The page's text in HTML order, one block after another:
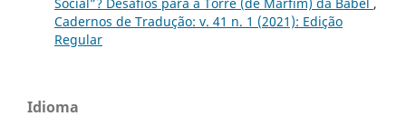
Cadernos de Tradução: v. 41 n. 1 (2021): Edição
Regular
Idioma